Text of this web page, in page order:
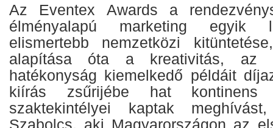
Az Eventex Awards a
élményalapú marketing egyik
elismertebb nemzetközi
alapítása óta a kreativitás, az
hatékonyság kiemelkedő példáit
kiírás zsűrijébe hat kontinens
szaktekintélyei kaptak
Szabolcs, aki Magyarországon az